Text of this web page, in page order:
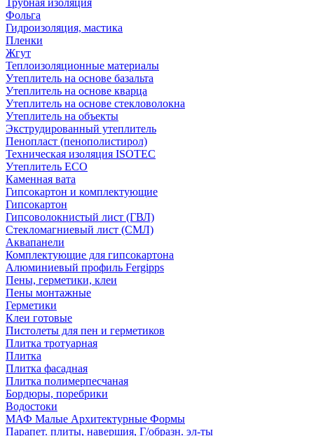
Трубная изоляция
Фольга
Гидроизоляция, мастика
Пленки
Жгут
Теплоизоляционные материалы
Утеплитель на основе базальта
Утеплитель на основе кварца
Утеплитель на основе стекловолокна
Утеплитель на объекты
Экструдированный утеплитель
Пенопласт (пенополистирол)
Техническая изоляция ISOTEC
Утеплитель ECO
Каменная вата
Гипсокартон и комплектующие
Гипсокартон
Гипсоволокнистый лист (ГВЛ)
Стекломагниевый лист (СМЛ)
Аквапанели
Комплектующие для гипсокартона
Алюминиевый профиль Fergipps
Пены, герметики, клеи
Пены монтажные
Герметики
Клеи готовые
Пистолеты для пен и герметиков
Плитка тротуарная
Плитка
Плитка фасадная
Плитка полимерпесчаная
Бордюры, поребрики
Водостоки
МАФ Малые Архитектурные Формы
Парапет. плиты, навершия, Г/образн. эл-ты